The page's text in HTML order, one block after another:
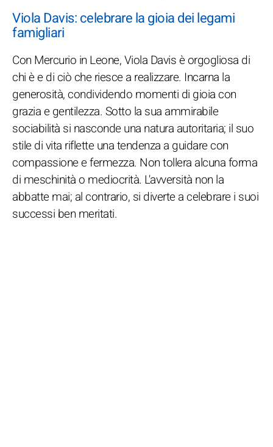
Viola Davis: celebrare la gioia dei legami
famigliari
Con Mercurio in Leone, Viola Davis è orgogliosa di
chi è e di ciò che riesce a realizzare. Incarna la
generosità, condividendo momenti di gioia con
grazia e gentilezza. Sotto la sua ammirabile
sociabilità si nasconde una natura autoritaria; il suo
stile di vita riflette una tendenza a guidare con
compassione e fermezza. Non tollera alcuna forma
di meschinità o mediocrità. L'avversità non la
abbatte mai; al contrario, si diverte a celebrare i suoi
successi ben meritati.